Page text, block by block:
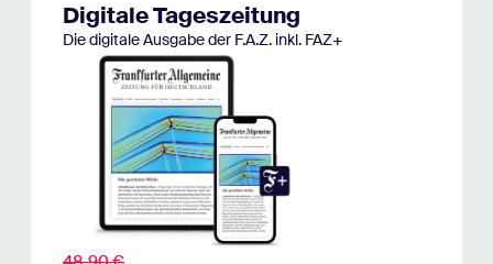
Digitale Tageszeitung
Die digitale Ausgabe der F.A.Z. inkl. FAZ+